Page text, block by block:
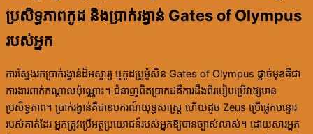
ប្រសិទ្ធភាពកូដ និងប្រាក់រង្វាន់ Gates of Olympus
របស់អ្នក
ការស្វែងរកប្រាក់រង្វាន់ដ៏អស្ចារ្យ ឬកូដប្រូម៉ូសិន Gates of Olympus ផ្តាច់មុខគឺជា
ការងារពាក់កណ្តាលប៉ុណ្ណោះ។ ជំនាញពិតប្រាកដគឺការដឹងពីរបៀបប្រើវាឱ្យមាន
ប្រសិទ្ធភាព។ ប្រាក់រង្វាន់គឺជាឧបករណ៍យុទ្ធសាស្ត្រ ហើយដូច Zeus ប្រើផ្លេកបន្ទោរ
របស់គាត់ដែរ អ្នកត្រូវប្រើអត្ថប្រយោជន៍របស់អ្នកឱ្យបានច្បាស់លាស់។ ដោយសារអ្នក